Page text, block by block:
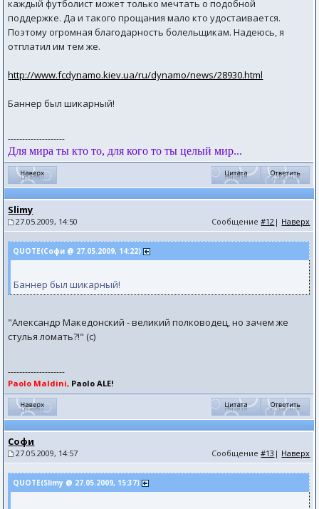
каждый футболист может только мечтать о подобной
поддержке. Да и такого прощания мало кто удостаивается.
Поэтому огромная благодарность болельщикам. Надеюсь, я
отплатил им тем же.
http://www.fcdynamo.kiev.ua/ru/dynamo/news/28930.html
Баннер был шикарный!
--------------------
Для мира ты кто то, для кого то ты целый мир...
Slimy
27.05.2009, 14:50 Сообщение#12 | Наверх
QUOTE(Софи @ 27.05.2009, 14:22)
Баннер был шикарный!
"Александр Македонский - великий полководец, но зачем же
стулья ломать?!" (с)
--------------------
Paolo Maldini, Paolo ALE!
Софи
27.05.2009, 14:57 Сообщение#13 | Наверх
QUOTE(Slimy @ 27.05.2009, 15:37)